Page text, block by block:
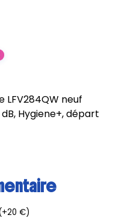
neuf
Hygiene+, départ
+20 €)